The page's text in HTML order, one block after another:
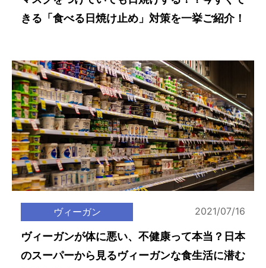
きる「食べる日焼け止め」対策を一挙ご紹介！
ヴィーガン 2021/07/16
ヴィーガンが体に悪い、不健康って本当？日本
のスーパーから見るヴィーガンな食生活に潜む